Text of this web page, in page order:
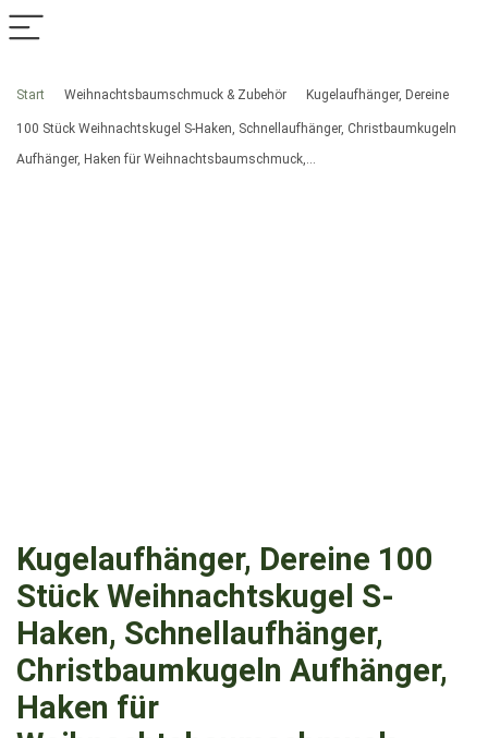
Start Weihnachtsbaumschmuck & Zubehör Kugelaufhänger, Dereine
100 Stück Weihnachtskugel S-Haken, Schnellaufhänger, Christbaumkugeln
Aufhänger, Haken für Weihnachtsbaumschmuck,…
Kugelaufhänger, Dereine 100
Stück Weihnachtskugel S-
Haken, Schnellaufhänger,
Christbaumkugeln Aufhänger,
Haken für